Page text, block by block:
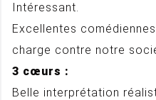
Intéressant.
Excellentes
charge contre notre
3 cœurs :
Belle interprétation